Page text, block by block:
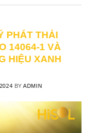
PHÁT THẢI
14064-1 VÀ
HIỆU XANH
BYADMIN